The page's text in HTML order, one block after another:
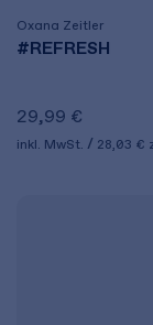
Oxana Zeitler
#REFRESH
29,99 €
inkl. MwSt. 28,03 €